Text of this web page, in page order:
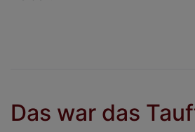
Das war das